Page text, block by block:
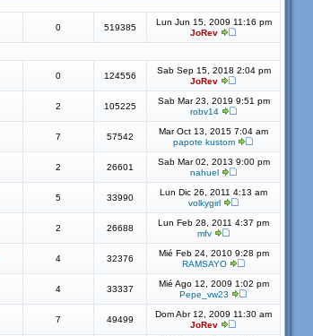
0 519385
Lun Jun 15, 2009 11:16 pm
JoRev
0 124556
Sab Sep 15, 2018 2:04 pm
JoRev
2 105225
Sab Mar 23, 2019 9:51 pm
robv14
7 57542
Mar Oct 13, 2015 7:04 am
papote kustom
2 26601
Sab Mar 02, 2013 9:00 pm
nahuel
5 33990
Lun Dic 26, 2011 4:13 am
volkygirl
2 26688
Lun Feb 28, 2011 4:37 pm
mfv
4 32376
Mié Feb 24, 2010 9:28 pm
RAMSAYO
4 33337
Mié Ago 12, 2009 1:02 pm
Pepe_vw23
7 49499
Dom Abr 12, 2009 11:30 am
JoRev